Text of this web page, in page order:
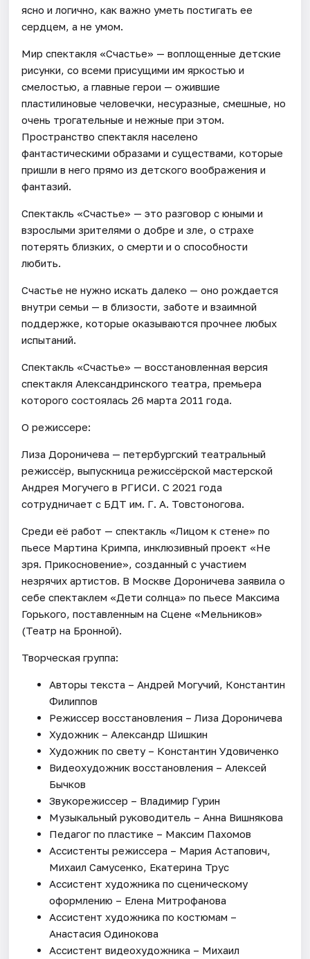
ясно и логично, как важно уметь постигать ее
сердцем, а не умом.
Мир спектакля «Счастье» — воплощенные детские
рисунки, со всеми присущими им яркостью и
смелостью, а главные герои — ожившие
пластилиновые человечки, несуразные, смешные, но
очень трогательные и нежные при этом.
Пространство спектакля населено
фантастическими образами и существами, которые
пришли в него прямо из детского воображения и
фантазий.
Спектакль «Счастье» — это разговор с юными и
взрослыми зрителями о добре и зле, о страхе
потерять близких, о смерти и о способности
любить.
Счастье не нужно искать далеко — оно рождается
внутри семьи — в близости, заботе и взаимной
поддержке, которые оказываются прочнее любых
испытаний.
Спектакль «Счастье» — восстановленная версия
спектакля Александринского театра, премьера
которого состоялась 26 марта 2011 года.
О режиссере:
Лиза Дороничева — петербургский театральный
режиссёр, выпускница режиссёрской мастерской
Андрея Могучего в РГИСИ. С 2021 года
сотрудничает с БДТ им. Г. А. Товстоногова.
Среди её работ — спектакль «Лицом к стене» по
пьесе Мартина Кримпа, инклюзивный проект «Не
зря. Прикосновение», созданный с участием
незрячих артистов. В Москве Дороничева заявила о
себе спектаклем «Дети солнца» по пьесе Максима
Горького, поставленным на Сцене «Мельников»
(Театр на Бронной).
Творческая группа:
Авторы текста – Андрей Могучий, Константин
Филиппов
Режиссер восстановления – Лиза Дороничева
Художник – Александр Шишкин
Художник по свету – Константин Удовиченко
Видеохудожник восстановления – Алексей
Бычков
Звукорежиссер – Владимир Гурин
Музыкальный руководитель – Анна Вишнякова
Педагог по пластике – Максим Пахомов
Ассистенты режиссера – Мария Астапович,
Михаил Самусенко, Екатерина Трус
Ассистент художника по сценическому
оформлению – Елена Митрофанова
Ассистент художника по костюмам –
Анастасия Одинокова
Ассистент видеохудожника – Михаил